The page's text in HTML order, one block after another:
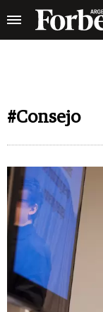
#Consejo